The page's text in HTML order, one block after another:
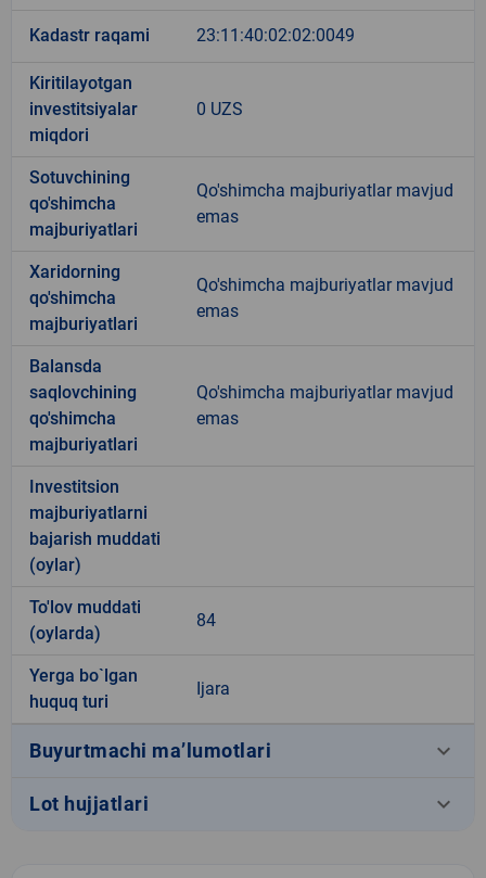
Kadastr raqami 23:11:40:02:02:0049
Kiritilayotgan
investitsiyalar
miqdori
0 UZS
Sotuvchining
qo'shimcha
majburiyatlari
Qo'shimcha majburiyatlar mavjud
emas
Xaridorning
qo'shimcha
majburiyatlari
Qo'shimcha majburiyatlar mavjud
emas
Balansda
saqlovchining
qo'shimcha
majburiyatlari
Qo'shimcha majburiyatlar mavjud
emas
Investitsion
majburiyatlarni
bajarish muddati
(oylar)
To'lov muddati
(oylarda)
84
Yerga bo`lgan
huquq turi
Ijara
Buyurtmachi ma’lumotlari keyboard_arrow_down
Lot hujjatlari keyboard_arrow_down